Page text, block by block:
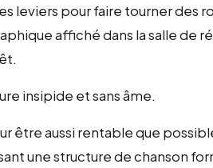
leviers pour faire tourner des
affiché dans la salle de
insipide et sans âme.
être aussi rentable que
une structure de chanson